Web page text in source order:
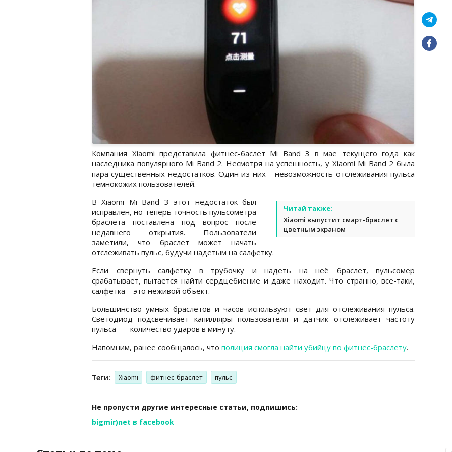
Компания Xiaomi представила фитнес-баслет Mi Band 3 в мае текущего года как
наследника популярного Mi Band 2. Несмотря на успешность, у Xiaomi Mi Band 2 была
пара существенных недостатков. Один из них – невозможность отслеживания пульса
темнокожих пользователей.
Читай также:
Xiaomi выпустит смарт-браслет с
цветным экраном
В Xiaomi Mi Band 3 этот недостаток был
исправлен, но теперь точность пульсометра
браслета поставлена под вопрос после
недавнего открытия. Пользователи
заметили, что браслет может начать
отслеживать пульс, будучи надетым на салфетку.
Если свернуть салфетку в трубочку и надеть на неё браслет, пульсомер
срабатывает, пытается найти сердцебиение и даже находит. Что странно, все-таки,
салфетка – это неживой объект.
Большинство умных браслетов и часов используют свет для отслеживания пульса.
Светодиод подсвечивает капилляры пользователя и датчик отслеживает частоту
пульса — количество ударов в минуту.
Напомним, ранее сообщалось, что полиция смогла найти убийцу по фитнес-браслету.
Теги: Xiaomi фитнес-браслет пульс
Не пропусти другие интересные статьи, подпишись:
bigmir)net в facebook